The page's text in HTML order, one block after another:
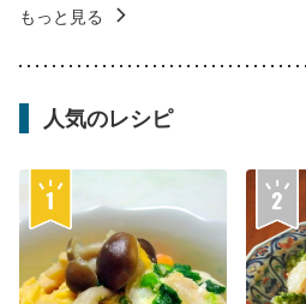
もっと見る
人気のレシピ